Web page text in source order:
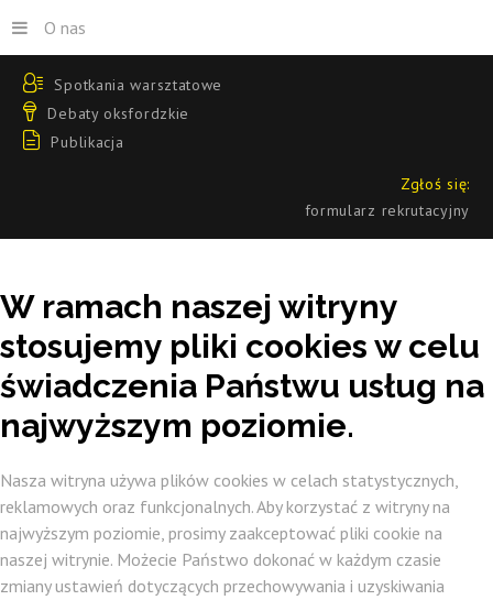
Spotkania warsztatowe
Debaty oksfordzkie
Publikacja
Zgłoś się:
formularz rekrutacyjny
W ramach naszej witryny
stosujemy pliki cookies w celu
świadczenia Państwu usług na
najwyższym poziomie.
Nasza witryna używa plików cookies w celach statystycznych,
reklamowych oraz funkcjonalnych. Aby korzystać z witryny na
najwyższym poziomie, prosimy zaakceptować pliki cookie na
naszej witrynie. Możecie Państwo dokonać w każdym czasie
zmiany ustawień dotyczących przechowywania i uzyskiwania
O nas